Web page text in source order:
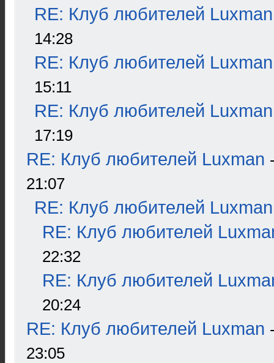
RE: Клуб любителей Luxman
14:28
RE: Клуб любителей Luxman
15:11
RE: Клуб любителей Luxman
17:19
RE: Клуб любителей Luxman
21:07
RE: Клуб любителей Luxman
RE: Клуб любителей
22:32
RE: Клуб любителей
20:24
RE: Клуб любителей Luxman
23:05